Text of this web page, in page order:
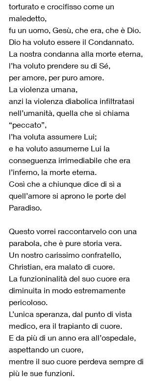
torturato e crocifisso come un
maledetto,
fu un uomo, Gesù, che era, che è Dio.
Dio ha voluto essere il Condannato.
La nostra condanna alla morte eterna,
l’ha voluto prendere su di Sé,
per amore, per puro amore.
La violenza umana,
anzi la violenza diabolica infiltratasi
nell’umanità, quella che si chiama
“peccato”,
l’ha voluta assumere Lui;
e ha voluto assumerne Lui la
conseguenza irrimediabile che era
l’inferno, la morte eterna.
Così che a chiunque dice di sì a
quell’amore si aprono le porte del
Paradiso.
Questo vorrei raccontarvelo con una
parabola, che è pure storia vera.
Un nostro carissimo confratello,
Christian, era malato di cuore.
La funzioninalità del suo cuore era
diminuita in modo estremamente
pericoloso.
L’unica speranza, dal punto di vista
medico, era il trapianto di cuore.
E da più di un anno era all’ospedale,
aspettando un cuore,
mentre il suo cuore perdeva sempre di
più le sue funzioni.